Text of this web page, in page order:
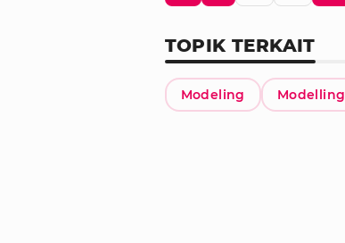
TOPIK TERKAIT
Modeling Modelling